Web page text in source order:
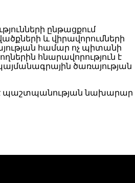
ընթացքում
և վիրավորումների
համար ոչ պիտանի
հնարավորություն է
ծառայության
է պաշտպանության նախարար